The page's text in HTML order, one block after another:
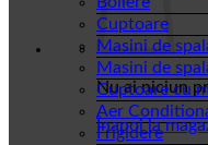
Nu ai niciun
Înapoi la
Cuptoare
Masini de
Masini de
Cuptoare cu
Aer
Frigidere